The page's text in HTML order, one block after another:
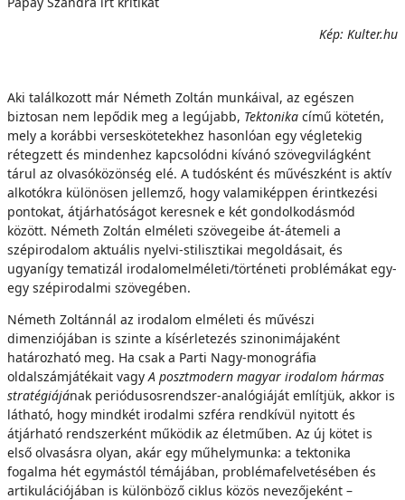
Kép: Kulter.hu
Aki találkozott már Németh Zoltán munkáival, az egészen
biztosan nem lepődik meg a legújabb, Tektonika című kötetén,
mely a korábbi verseskötetekhez hasonlóan egy végletekig
rétegzett és mindenhez kapcsolódni kívánó szövegvilágként
tárul az olvasóközönség elé. A tudósként és művészként is aktív
alkotókra különösen jellemző, hogy valamiképpen érintkezési
pontokat, átjárhatóságot keresnek e két gondolkodásmód
között. Németh Zoltán elméleti szövegeibe át-átemeli a
szépirodalom aktuális nyelvi-stilisztikai megoldásait, és
ugyanígy tematizál irodalomelméleti/történeti problémákat egy-
egy szépirodalmi szövegében.
Németh Zoltánnál az irodalom elméleti és művészi
dimenziójában is szinte a kísérletezés szinonimájaként
határozható meg. Ha csak a Parti Nagy-monográfia
oldalszámjátékait vagyA posztmodern magyar irodalom hármas
stratégiájának periódusosrendszer-analógiáját említjük, akkor is
látható, hogy mindkét irodalmi szféra rendkívül nyitott és
átjárható rendszerként működik az életműben. Az új kötet is
első olvasásra olyan, akár egy műhelymunka: a tektonika
fogalma hét egymástól témájában, problémafelvetésében és
artikulációjában is különböző ciklus közös nevezőjeként –